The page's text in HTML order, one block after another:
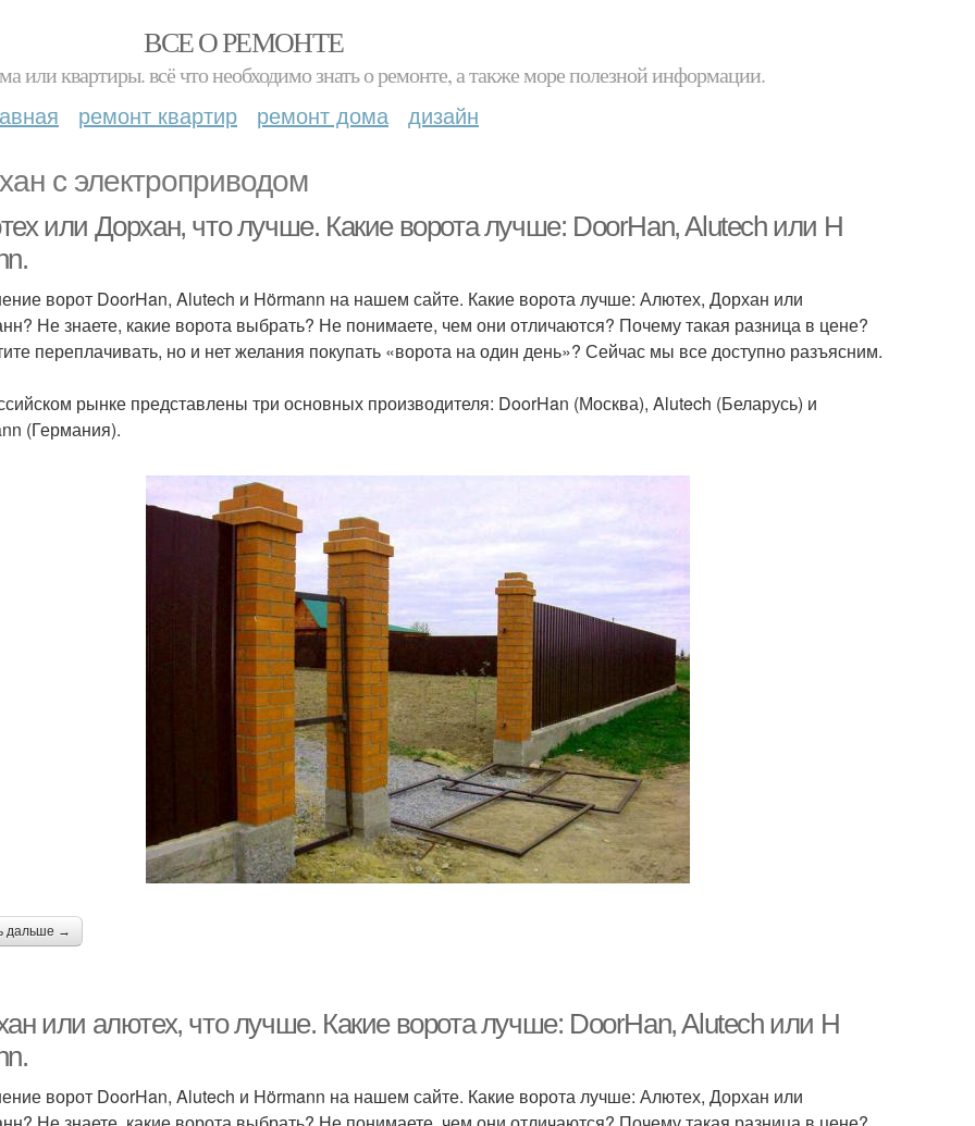
ВСЕ О РЕМОНТЕ
или квартиры. всё что необходимо знать о ремонте, а также море полезной информации.
ремонт квартир ремонт дома дизайн
с электроприводом
или Дорхан, что лучше. Какие ворота лучше: DoorHan, Alutech или H
ворот DoorHan, Alutech и Hörmann на нашем сайте. Какие ворота лучше: Алютех, Дорхан или
Не знаете, какие ворота выбрать? Не понимаете, чем они отличаются? Почему такая разница в цене?
переплачивать, но и нет желания покупать «ворота на один день»? Сейчас мы все доступно разъясним.
рынке представлены три основных производителя: DoorHan (Москва), Alutech (Беларусь) и
(Германия).
дальше →
или алютех, что лучше. Какие ворота лучше: DoorHan, Alutech или H
ворот DoorHan, Alutech и Hörmann на нашем сайте. Какие ворота лучше: Алютех, Дорхан или